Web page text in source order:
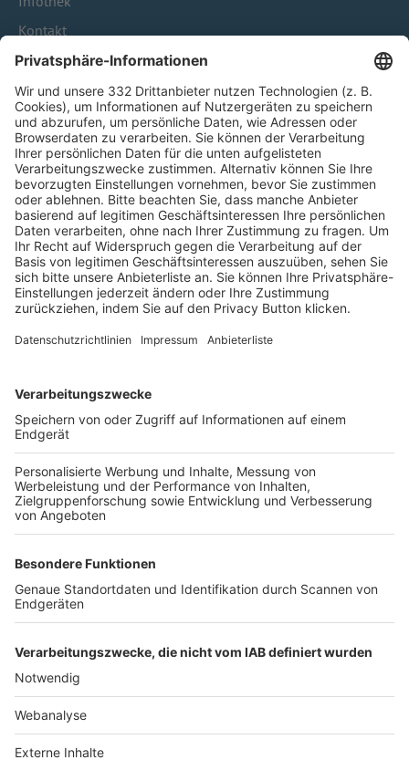
Kontakt
HÄUFIG BESUCHTE SEITEN
Pässe und Vereinswechsel
Trainerausbildung
Schulungsangebot Vereinsmitarbeiter
BFV-Geschäftsstellen
Trainerbörse
Login SpielPlus
FOLGE DEM BFV
TOP-VEREINE
TOP-PARTNER
Nutzungsbedingungen Datenschutz Impressum